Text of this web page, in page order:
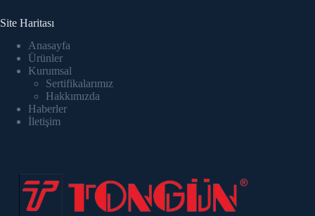
Site Haritası
Anasayfa
Ürünler
Kurumsal
Sertifikalarımız
Hakkımızda
Haberler
İletişim